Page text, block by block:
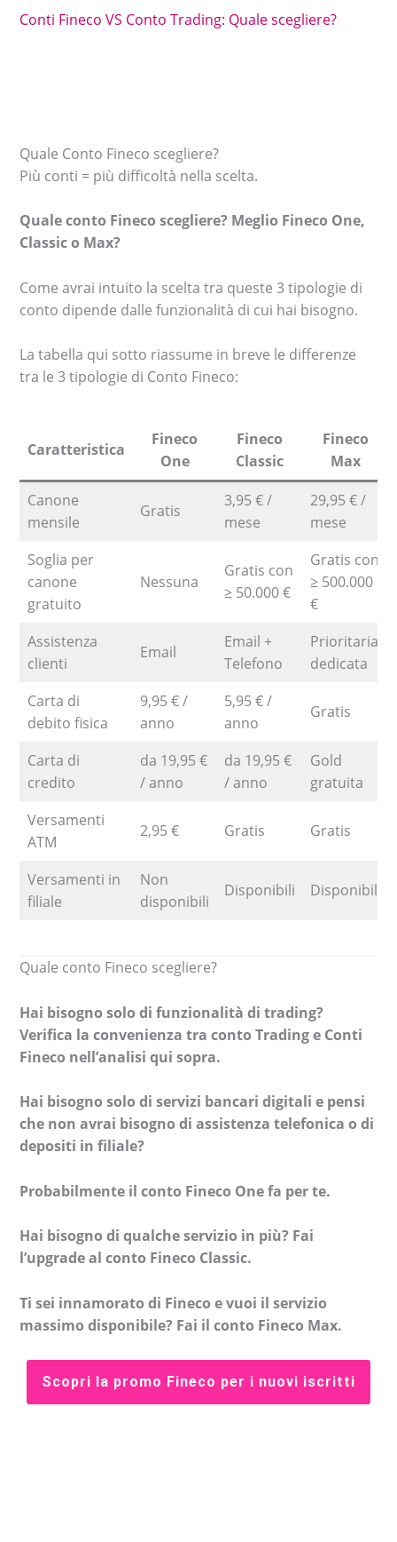
Conti Fineco VS Conto Trading: Quale scegliere?
Quale Conto Fineco scegliere?
Più conti = più difficoltà nella scelta.
Quale conto Fineco scegliere? Meglio Fineco One,
Classic o Max?
Come avrai intuito la scelta tra queste 3 tipologie di
conto dipende dalle funzionalità di cui hai bisogno.
La tabella qui sotto riassume in breve le differenze
tra le 3 tipologie di Conto Fineco:
Caratteristica
Fineco
One
Fineco
Classic
Fineco
Max
Canone
mensile
Gratis
3,95 € /
mese
29,95 € /
mese
Soglia per
canone
gratuito
Nessuna
Gratis con
≥ 50.000 €
Gratis con
≥ 500.000
€
Assistenza
clienti
Email
Email +
Telefono
Prioritaria
dedicata
Carta di
debito fisica
9,95 € /
anno
5,95 € /
anno
Gratis
Carta di
credito
da 19,95 €
/ anno
da 19,95 €
/ anno
Gold
gratuita
Versamenti
ATM
2,95 € Gratis Gratis
Versamenti in
filiale
Non
disponibili
Disponibili Disponibili
Quale conto Fineco scegliere?
Hai bisogno solo di funzionalità di trading?
Verifica la convenienza tra conto Trading e Conti
Fineco nell’analisi qui sopra.
Hai bisogno solo di servizi bancari digitali e pensi
che non avrai bisogno di assistenza telefonica o di
depositi in filiale?
Probabilmente il conto Fineco One fa per te.
Hai bisogno di qualche servizio in più? Fai
l’upgrade al conto Fineco Classic.
Ti sei innamorato di Fineco e vuoi il servizio
massimo disponibile? Fai il conto Fineco Max.
Scopri la promo Fineco per i nuovi iscritti